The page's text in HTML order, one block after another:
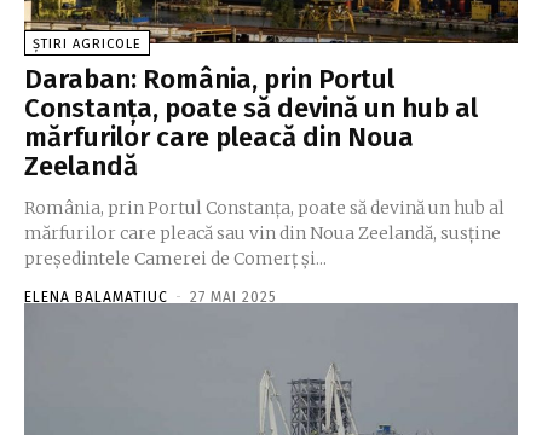
ȘTIRI AGRICOLE
Daraban: România, prin Portul
Constanţa, poate să devină un hub al
mărfurilor care pleacă din Noua
Zeelandă
România, prin Portul Constanţa, poate să devină un hub al
mărfurilor care pleacă sau vin din Noua Zeelandă, susţine
preşedintele Camerei de Comerţ şi...
ELENA BALAMATIUC - 27 MAI 2025